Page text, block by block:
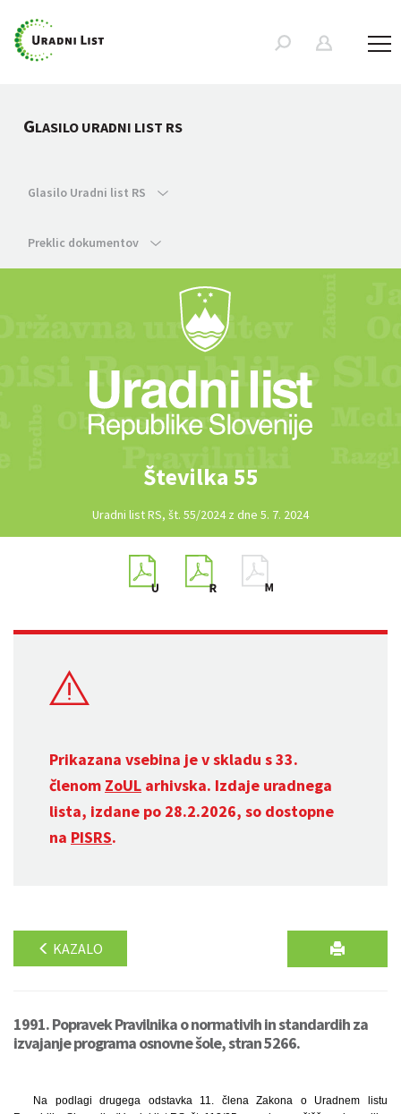
GLASILO URADNI LIST RS
Glasilo Uradni list RS
Preklic dokumentov
Številka 55
Uradni list RS, št. 55/2024 z dne 5. 7. 2024
Prikazana vsebina je v skladu s 33.
členom ZoUL arhivska. Izdaje uradnega
lista, izdane po 28.2.2026, so dostopne
na PISRS.
KAZALO
1991. Popravek Pravilnika o normativih in standardih za
izvajanje programa osnovne šole, stran 5266.
Na podlagi drugega odstavka 11. člena Zakona o Uradnem listu